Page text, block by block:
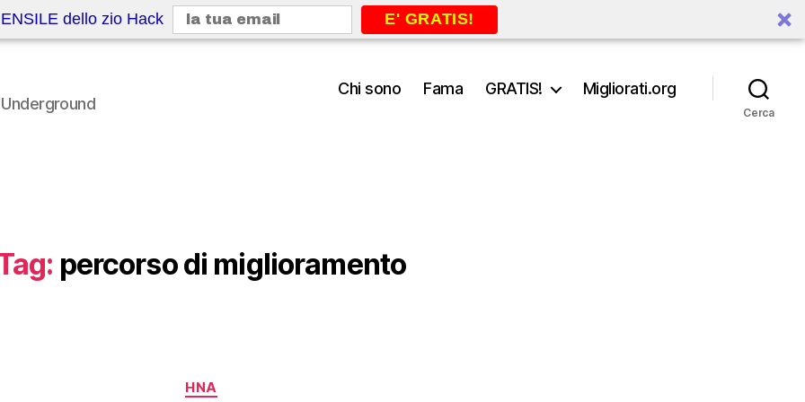
dello zio Hack E' GRATIS!
Chi sono Fama GRATIS! Migliorati.org
Cerca
percorso di miglioramento
Categorie
HNA